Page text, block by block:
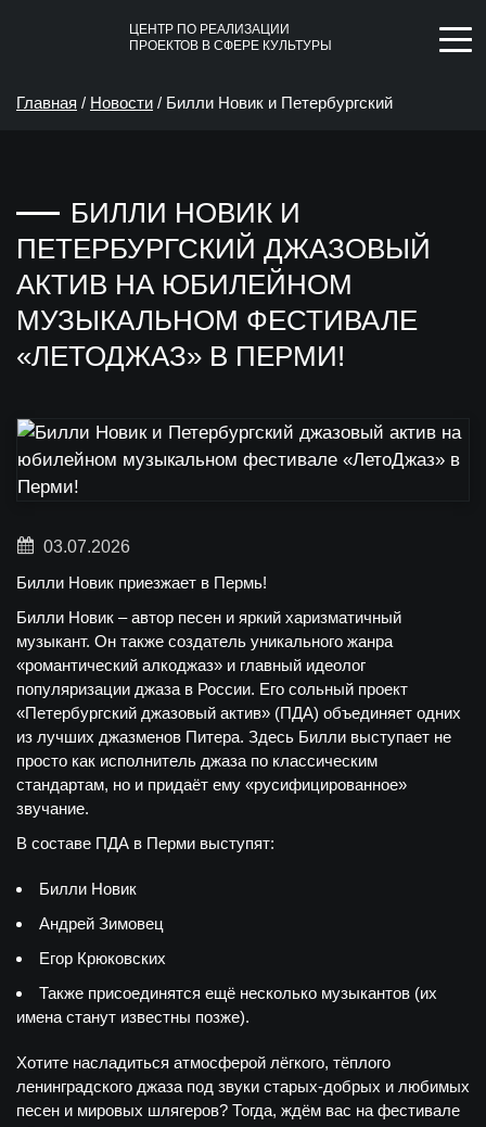
ЦЕНТР ПО РЕАЛИЗАЦИИ
ПРОЕКТОВ В СФЕРЕ КУЛЬТУРЫ
Главная / Новости / Билли Новик и Петербургский
«ЛетоДжаз» в Перми!
БИЛЛИ НОВИК И
ПЕТЕРБУРГСКИЙ ДЖАЗОВЫЙ
АКТИВ НА ЮБИЛЕЙНОМ
МУЗЫКАЛЬНОМ ФЕСТИВАЛЕ
«ЛЕТОДЖАЗ» В ПЕРМИ!
03.07.2026
Билли Новик приезжает в Пермь!
Билли Новик – автор песен и яркий харизматичный
музыкант. Он также создатель уникального жанра
«романтический алкоджаз» и главный идеолог
популяризации джаза в России. Его сольный проект
«Петербургский джазовый актив» (ПДА) объединяет одних
из лучших джазменов Питера. Здесь Билли выступает не
просто как исполнитель джаза по классическим
стандартам, но и придаёт ему «русифицированное»
звучание.
В составе ПДА в Перми выступят:
Билли Новик
Андрей Зимовец
Егор Крюковских
Также присоединятся ещё несколько музыкантов (их
имена станут известны позже).
Хотите насладиться атмосферой лёгкого, тёплого
ленинградского джаза под звуки старых-добрых и любимых
песен и мировых шлягеров? Тогда, ждём вас на фестивале